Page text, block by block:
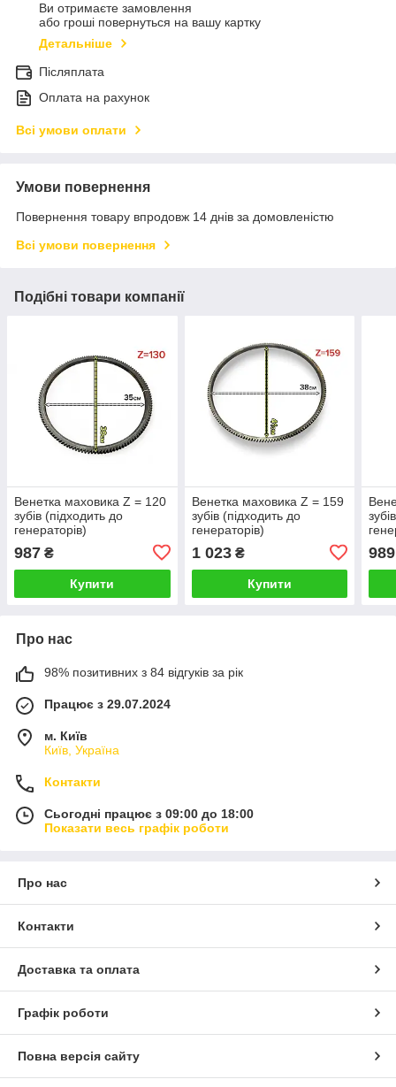
Ви отримаєте замовлення
або гроші повернуться на вашу картку
Детальніше
Післяплата
Оплата на рахунок
Всі умови оплати
Умови повернення
Повернення товару впродовж 14 днів за домовленістю
Всі умови повернення
Подібні товари компанії
Венетка маховика Z = 120
зубів (підходить до
генераторів)
987 ₴
Купити
Венетка маховика Z = 159
зубів (підходить до
генераторів)
1 023₴
Купити
989
Про нас
98% позитивних з 84 відгуків за рік
Працює з 29.07.2024
м. Київ
Київ, Україна
Контакти
Сьогодні працює з 09:00 до 18:00
Показати весь графік роботи
Про нас
Контакти
Доставка та оплата
Графік роботи
Повна версія сайту